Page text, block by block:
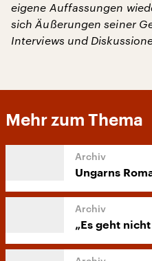
eigene Auffassungen
sich Äußerungen seiner
Interviews und
Mehr zum Thema
Ungarns
„Es geht